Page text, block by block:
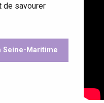
de savourer
Seine-Maritime